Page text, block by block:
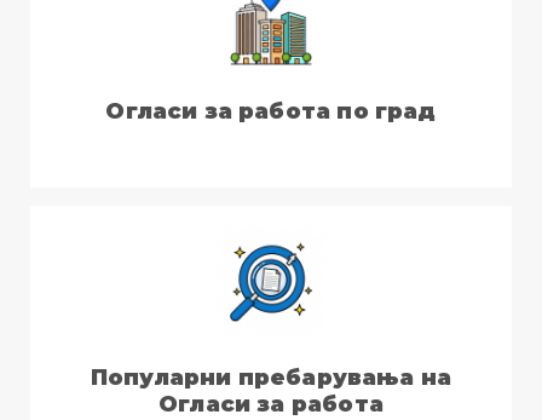
Огласи за работа по град
Популарни пребарувања на
Огласи за работа